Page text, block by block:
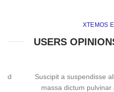
XTEMOS
USERS
Suscipit a suspendisse
massa dictum pulvinar a